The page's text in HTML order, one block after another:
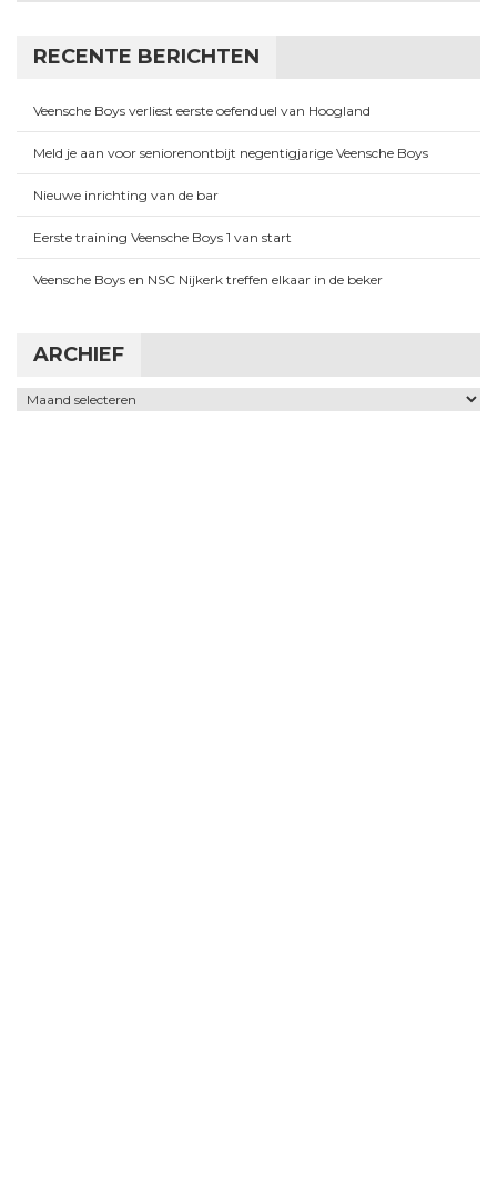
RECENTE BERICHTEN
Veensche Boys verliest eerste oefenduel van Hoogland
Meld je aan voor seniorenontbijt negentigjarige Veensche Boys
Nieuwe inrichting van de bar
Eerste training Veensche Boys 1 van start
Veensche Boys en NSC Nijkerk treffen elkaar in de beker
ARCHIEF
Archief